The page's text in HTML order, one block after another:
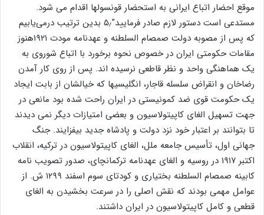
موقع احضار اتباع ایرانی به استحضار قونسولها اقدام می شود.
مستدعی است دستور لازم صادر فرمایید”۵٫ بدین ترتیب درمی‌یابیم
که پس از مصوبه دولت صمصام السلطنه و عهدنامه مودت ۱۹۲۱هنوز
مقامات حکومتی ایران در خصوص نحوه برخورد با اتباع شوروی به
یک هماهنگی واحد و نظر قاطعی نرسیده اند. پس از روی کار آمدن
رضاخان و انقراض سلسله قاجار، انگلیسیها که خیالشان از بابت ایجاد
یک حکومت قوی ضد کمونیستی در ایران راحت شده بود مانعی در
جهت تسهیل الغای کاپیتولاسیون و بعضی امتیازات دیگر نمی دیدند
تا بتوانند بر اعتبار خود نزد دولت و پادشاه جدید بیفزایند. جنگ
جهانی اول، تأسیس جامعه ملل، الغای کاپیتولاسیون در ترکیه، انقلاب
اکتبر ۱۹۱۷ در روسیه و الغای عهدنامه ترکمانچای، صدور تصویب نامه
کابینه صمصام السلطنه بختیاری و کودتای سوم اسفند ۱۲۹۹ ش. از
عوامل مهمی بودند که نقش اصلی را در سرعت بخشیدن به الغای
قطعی و کامل کاپیتولاسیون در ایران داشتند.